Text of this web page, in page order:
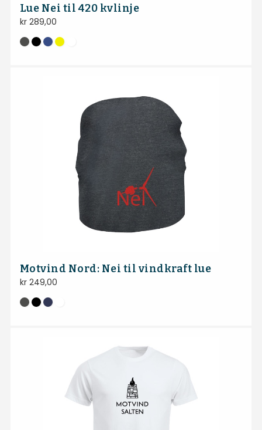
Lue Nei til 420 kvlinje
kr289,00
Motvind Nord: Nei til vindkraft lue
kr249,00